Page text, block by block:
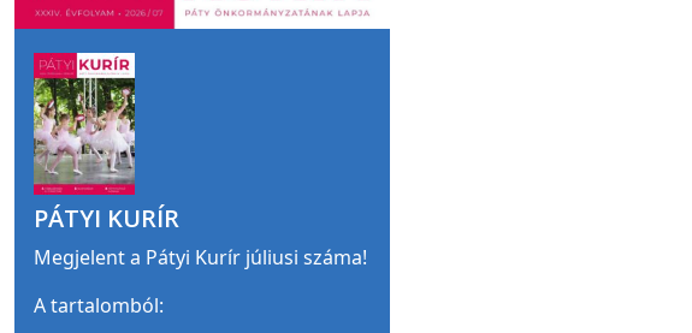
PÁTYI KURÍR
Megjelent a Pátyi Kurír júliusi száma!
A tartalomból: